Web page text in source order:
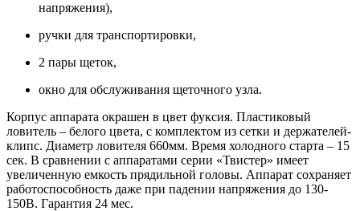
напряжения),
ручки для транспортировки,
2 пары щеток,
окно для обслуживания щеточного узла.
Корпус аппарата окрашен в цвет фуксия. Пластиковый
ловитель – белого цвета, с комплектом из сетки и держателей-
клипс. Диаметр ловителя 660мм. Время холодного старта – 15
сек. В сравнении с аппаратами серии «Твистер» имеет
увеличенную емкость прядильной головы. Аппарат сохраняет
работоспособность даже при падении напряжения до 130-
150В. Гарантия 24 мес.